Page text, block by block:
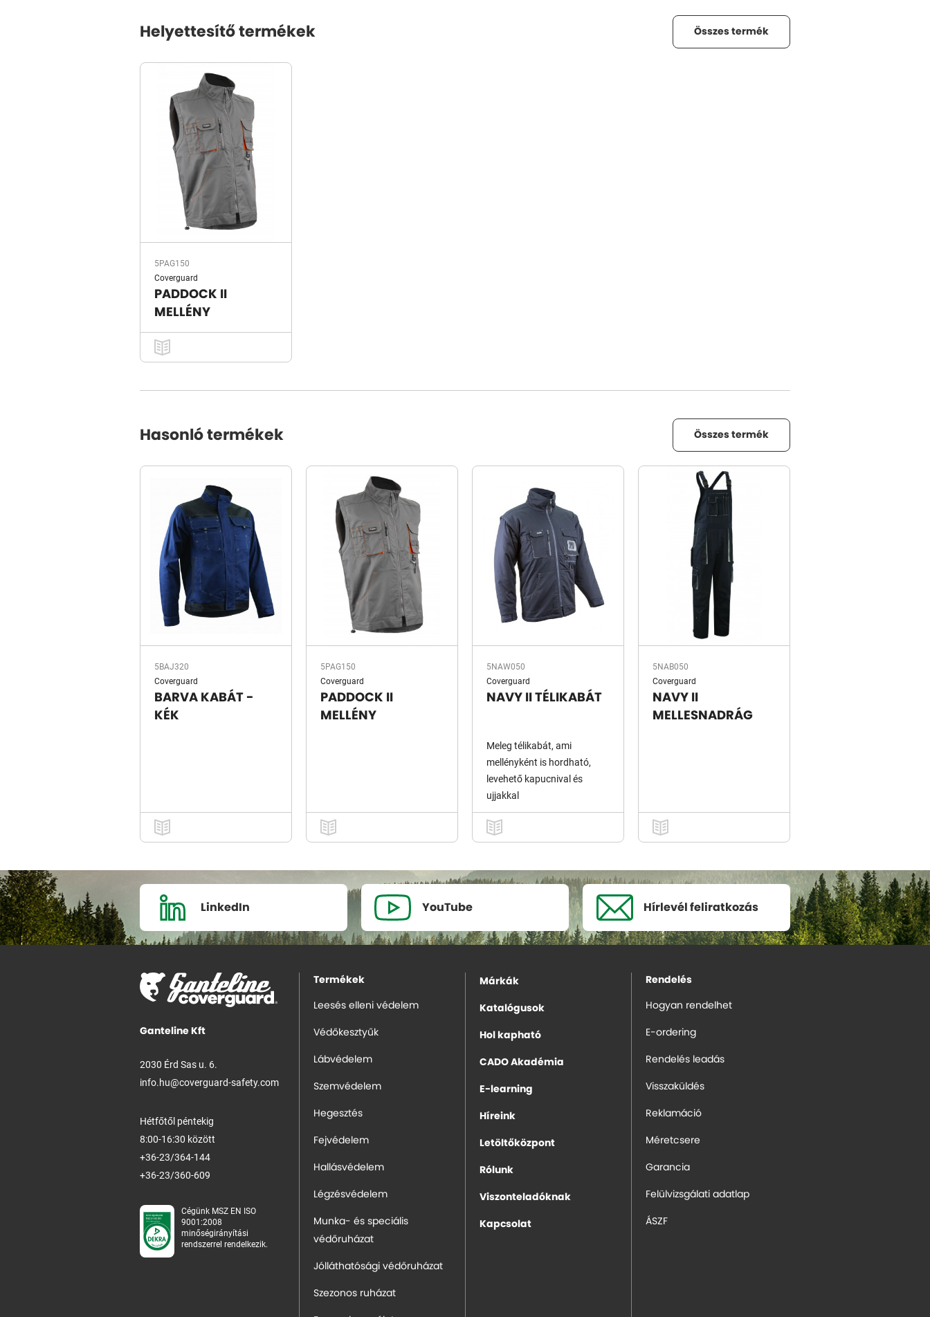
Helyettesítő termékek Összes termék
5PAG150
Coverguard
PADDOCK II
MELLÉNY
Hasonló termékek Összes termék
5BAJ320
Coverguard
BARVA KABÁT -
KÉK
5PAG150
Coverguard
PADDOCK II
MELLÉNY
5NAW050
Coverguard
NAVY II TÉLIKABÁT
Meleg télikabát, ami
mellényként is hordható,
levehető kapucnival és
ujjakkal
5NAB050
Coverguard
NAVY II
MELLESNADRÁG
LinkedIn YouTube Hírlevél feliratkozás
Ganteline Kft
2030 Érd Sas u. 6.
info.hu@coverguard-safety.com
Hétfőtől péntekig
8:00-16:30 között
+36-23/364-144
+36-23/360-609
Cégünk MSZ EN ISO
9001:2008
minőségirányítási
rendszerrel rendelkezik.
Termékek
Leesés elleni védelem
Védőkesztyűk
Lábvédelem
Szemvédelem
Hegesztés
Fejvédelem
Hallásvédelem
Légzésvédelem
Munka- és speciális
védőruházat
Jólláthatósági védőruházat
Szezonos ruházat
Márkák
Katalógusok
Hol kapható
CADO Akadémia
E-learning
Híreink
Letöltőközpont
Rólunk
Viszonteladóknak
Kapcsolat
Rendelés
Hogyan rendelhet
E-ordering
Rendelés leadás
Visszaküldés
Reklamáció
Méretcsere
Garancia
Felülvizsgálati adatlap
ÁSZF